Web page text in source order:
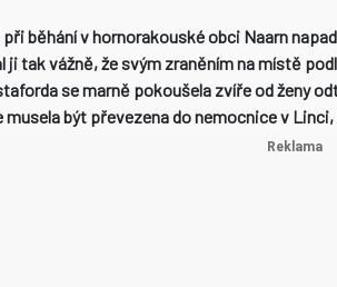
při běhání v hornorakouské obci Naarn
ji tak vážně, že svým zraněním na místě
se marně pokoušela zvíře od ženy
musela být převezena do nemocnice v